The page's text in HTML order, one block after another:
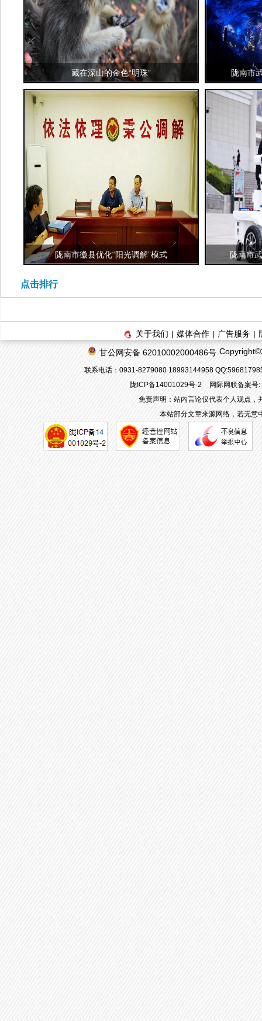
藏在深山的金色“明珠” 陇南市
陇南市徽县优化“阳光调解”模式 陇南市
点击排行
关于我们 | 媒体合作 | 广告服务 |
甘公网安备 62010002000486号
联系电话：0931-8279080 18993144958
陇ICP备14001029号-2
网际网联备案
免责声明：站内言论仅代表个人观点，
本站部分文章来源网络，若无意